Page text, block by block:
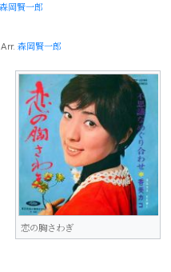
森岡賢一郎
森岡賢一郎
恋の胸さわぎ